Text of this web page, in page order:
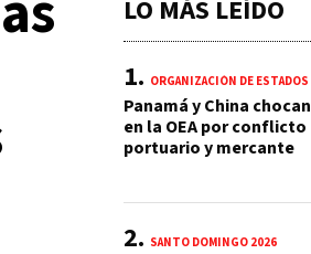
LO MÁS LEÍDO
Panamá y China chocan
en la OEA por conflicto
portuario y mercante
SANTO DOMINGO 2026